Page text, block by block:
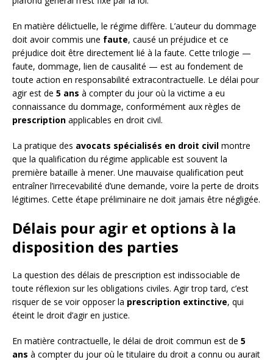
En matière délictuelle, le régime diffère. L’auteur du dommage
doit avoir commis une faute, causé un préjudice et ce
préjudice doit être directement lié à la faute. Cette trilogie —
faute, dommage, lien de causalité — est au fondement de
toute action en responsabilité extracontractuelle. Le délai pour
agir est de 5 ans à compter du jour où la victime a eu
connaissance du dommage, conformément aux règles de
prescription applicables en droit civil.
La pratique des avocats spécialisés en droit civil montre
que la qualification du régime applicable est souvent la
première bataille à mener. Une mauvaise qualification peut
entraîner l’irrecevabilité d’une demande, voire la perte de droits
légitimes. Cette étape préliminaire ne doit jamais être négligée.
Délais pour agir et options à la
disposition des parties
La question des délais de prescription est indissociable de
toute réflexion sur les obligations civiles. Agir trop tard, c’est
risquer de se voir opposer la prescription extinctive, qui
éteint le droit d’agir en justice.
En matière contractuelle, le délai de droit commun est de 5
ans à compter du jour où le titulaire du droit a connu ou aurait